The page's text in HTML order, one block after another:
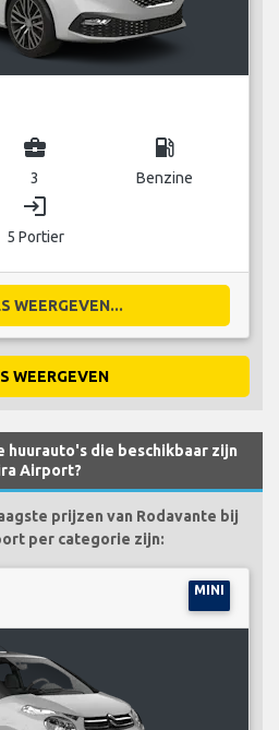
business_center
3
local_gas_station
Benzine
login
5 Portier
WEERGEVEN...
WEERGEVEN
huurauto's die beschikbaar zijn
Airport?
prijzen van Rodavante bij
per categorie zijn:
MINI